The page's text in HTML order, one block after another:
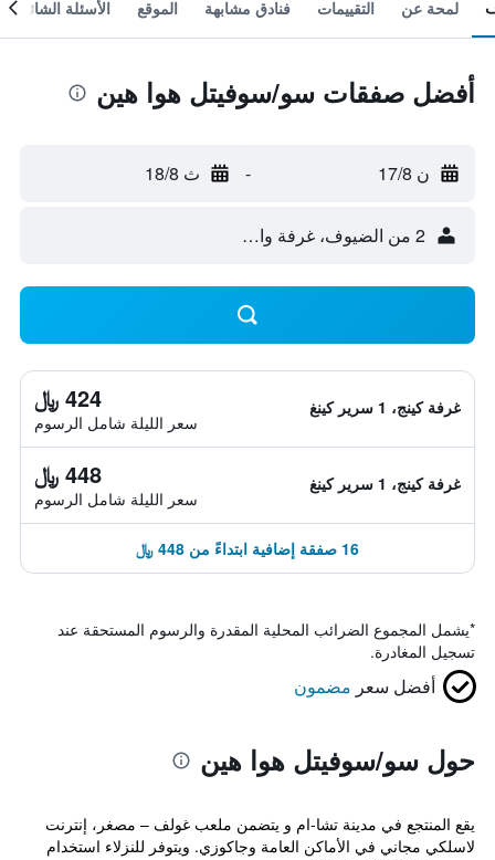
لمحة عن التقييمات فنادق مشابهة الموقع الأسئلة الشائعة
أفضل صفقات سو/سوفيتل هوا هين
ن 17/8 - ث 18/8
2 من الضيوف، غرفة واحدة
غرفة كينج، 1 سرير كينغ 424 ﷼
سعر الليلة شامل الرسوم
غرفة كينج، 1 سرير كينغ 448 ﷼
سعر الليلة شامل الرسوم
16 صفقة إضافية ابتداءً من 448 ﷼
*يشمل المجموع الضرائب المحلية المقدرة والرسوم المستحقة عند
تسجيل المغادرة.
أفضل سعر مضمون
حول سو/سوفيتل هوا هين
يقع المنتجع في مدينة تشا-ام و يتضمن ملعب غولف – مصغر، إنترنت
لاسلكي مجاني في الأماكن العامة وجاكوزي. ويتوفر للنزلاء استخدام